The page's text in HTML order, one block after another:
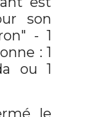
son
- 1
: 1
ou 1
le